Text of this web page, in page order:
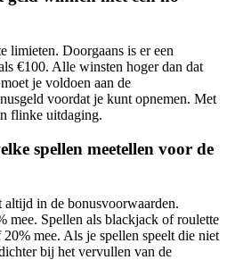
limieten. Doorgaans is er een
€100. Alle winsten hoger dan dat
je voldoen aan de
voordat je kunt opnemen. Met
flinke uitdaging.
spellen meetellen voor de
altijd in de bonusvoorwaarden.
mee. Spellen als blackjack of roulette
mee. Als je spellen speelt die niet
bij het vervullen van de